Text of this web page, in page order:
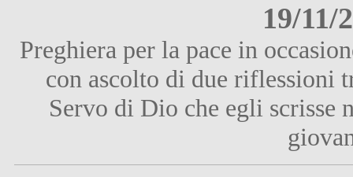
19/11/
Preghiera per la pace in
con ascolto di due riflessioni
Servo di Dio che egli